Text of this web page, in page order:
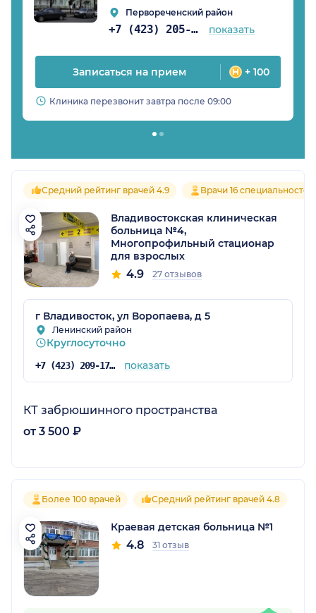
Первореченский район
+7 (423) 205-46-89 показать
Записаться на прием + 100
Клиника перезвонит завтра после 09:00
Средний рейтинг врачей 4.9 Врачи 16 специальностей
Владивостокская клиническая
больница №4,
Многопрофильный стационар
для взрослых
4.9 27 отзывов
г Владивосток, ул Воропаева, д 5
Ленинский район
Круглосуточно
+7 (423) 209-17-00 показать
КТ забрюшинного пространства
от 3 500 ₽
Более 100 врачей Средний рейтинг врачей 4.8
Краевая детская больница №1
4.8 31 отзыв